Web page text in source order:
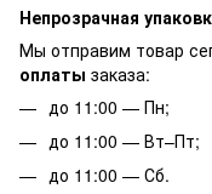
Непрозрачная
Мы отправим товар
оплаты заказа:
до 11:00 — Пн;
до 11:00 — Вт–Пт;
до 11:00 — Сб.